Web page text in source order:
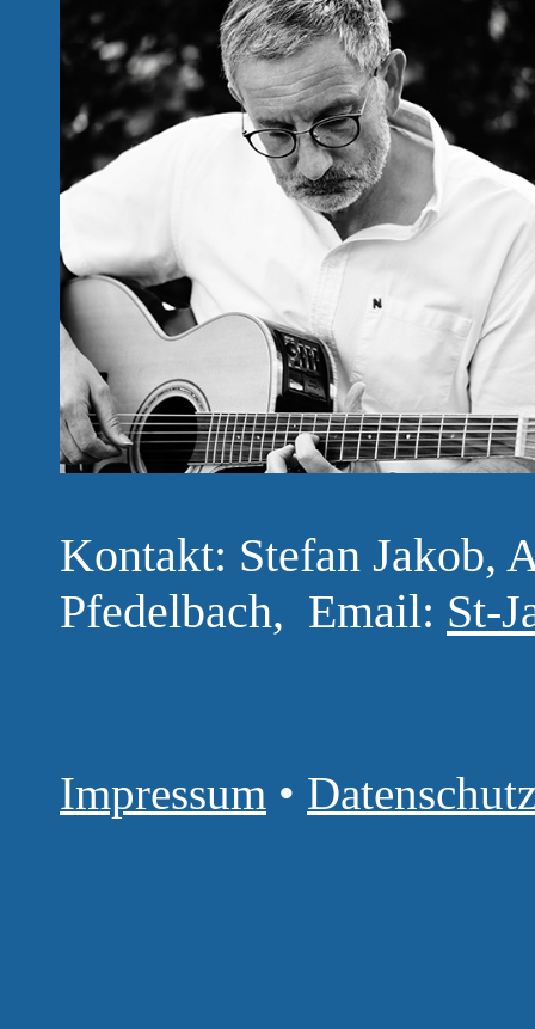
Kontakt: Stefan Jakob,
Pfedelbach, Email: St-
Impressum •